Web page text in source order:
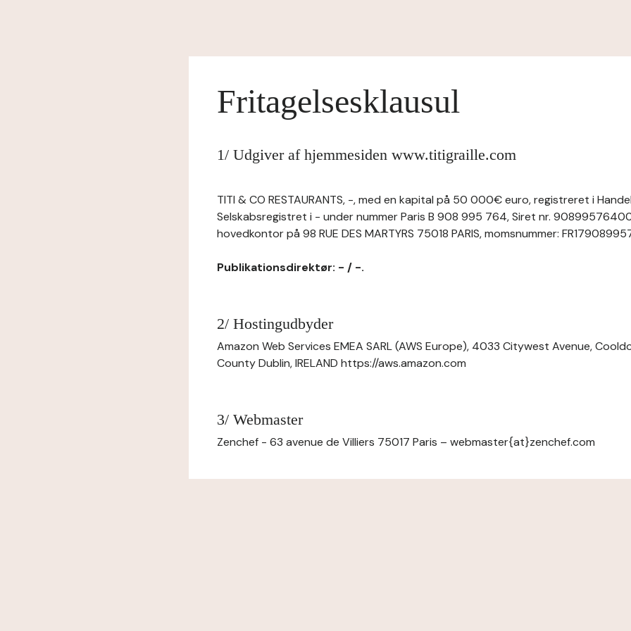
Fritagelsesklausul
1/ Udgiver af hjemmesiden www.titigraille.com
TITI & CO RESTAURANTS, -, med en kapital på 50 000€ euro, registreret i
Selskabsregistret i - under nummer Paris B 908 995 764, Siret nr.
hovedkontor på 98 RUE DES MARTYRS 75018 PARIS, momsnummer:
Publikationsdirektør: - / -.
2/ Hostingudbyder
Amazon Web Services EMEA SARL (AWS Europe), 4033 Citywest Avenue,
County Dublin, IRELAND https://aws.amazon.com
3/ Webmaster
Zenchef - 63 avenue de Villiers 75017 Paris – webmaster{at}zenchef.com